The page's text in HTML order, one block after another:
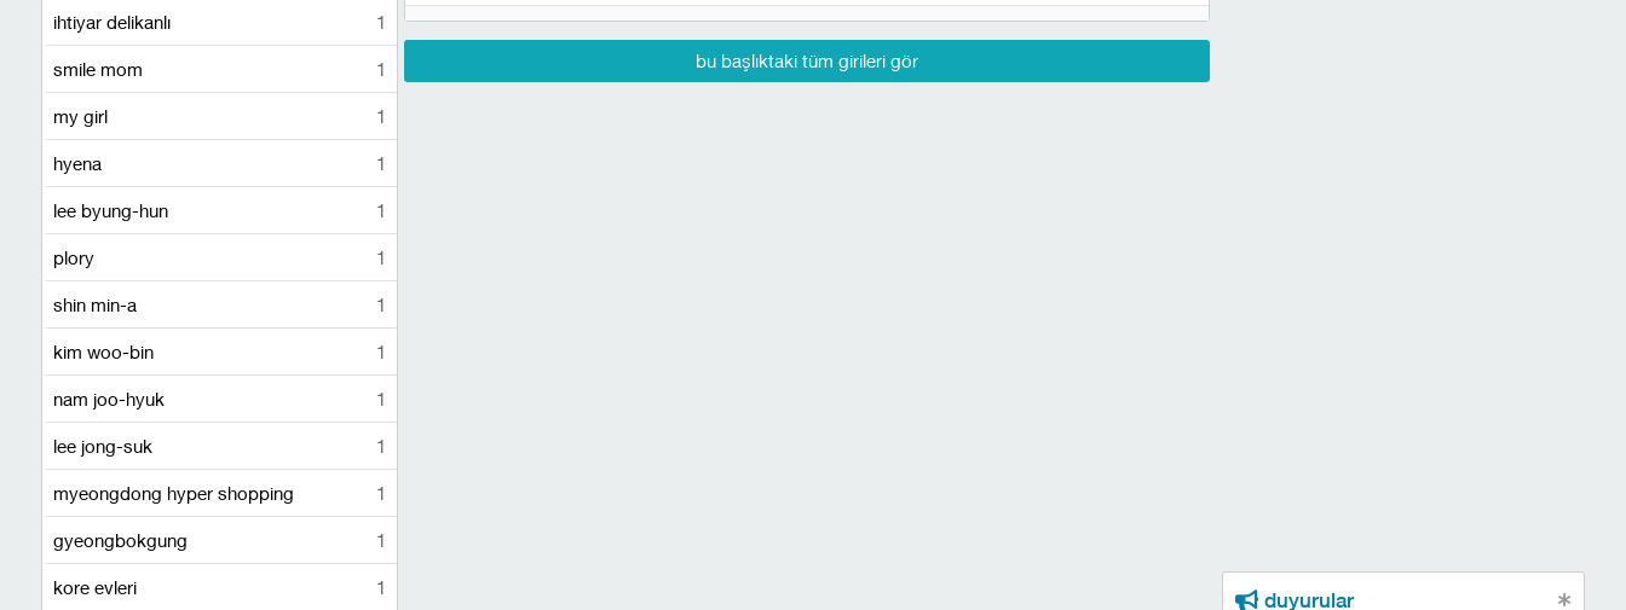
ihtiyar delikanlı 1
smile mom 1
my girl 1
hyena 1
lee byung-hun 1
plory 1
shin min-a 1
kim woo-bin 1
nam joo-hyuk 1
lee jong-suk 1
myeongdong hyper shopping 1
gyeongbokgung 1
kore evleri 1
bu başlıktaki tüm girileri gör
duyurular